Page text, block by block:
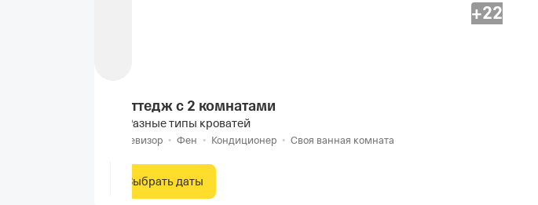
+22
Коттедж с 2 комнатами
Разные типы кроватей
Телевизор • Фен • Кондиционер • Своя ванная комната
Выбрать даты